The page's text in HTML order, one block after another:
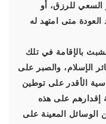
السعي للرزق، أو
متى امتهد له
بالإقامة في تلك
الإسلام، والصبر على
الأقدر على توطين
إقدارهم على هذه
الوسائل المعينة على